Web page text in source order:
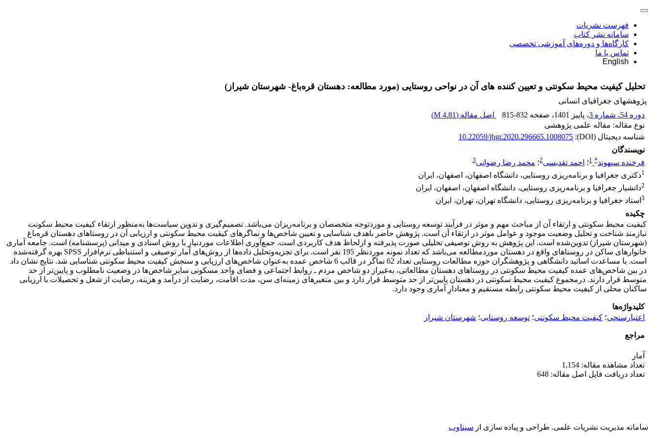
فهرست نشریات
سامانه نشر کتاب
کارگاه‌ها و دوره‌های آموزشی تخصصی
تماس با ما
English
تحلیل کیفیت محیط سکونتی و تعیین کننده های آن در نواحی روستایی (مورد مطالعه: دهستان قره‌باغ- شهرستان شیراز)
پژوهشهای جغرافیای انسانی
دوره 54، شماره 3
، پاییز 1401 ، صفحه 815-832 اصل مقاله (4.81 M
)
نوع مقاله: مقاله علمی پژوهشی
شناسه دیجیتال (DOI):
10.22059/jhgr.2020.296665.1008075
نویسندگان
فرخنده سپهوند*
1؛ احمد تقدیسی2؛ محمد رضا رضوانی3
1دکتری جغرافیا و برنامه‌ریزی روستایی، دانشگاه اصفهان، اصفهان، ایران
2دانشیار جغرافیا و برنامه‌ریزی روستایی، دانشگاه اصفهان، اصفهان، ایران
3 استاد جغرافیا و برنامه‌ریزی روستایی، دانشگاه تهران، تهران، ایران
چکیده
کیفیت محیط سکونتی و ارتقاء آن از مباحث مهم و موثر در فرآیند توسعه روستایی و موردتوجه متخصصان و برنامه‌ریزان می‌باشد. تصمیم‌گیری و تدوین سیاست‌ها به‌منظور ارتقاء کیفیت محیط سکونت
نیازمند شناخت و تحلیل وضعیت موجود و عوامل موثر در ارتقاء آن است. پژوهش حاضر باهدف شناسایی و تعیین شاخص‌ها و نماگرهای کیفیت محیط سکونتی و ارزیابی آن در روستاهای دهستان قره‌باغ
(شهرستان شیراز) تدوین‌شده است. این پژوهش به روش توصیفی تحلیلی صورت پذیرفته و ازلحاظ هدف کاربردی است. جمع‌آوری اطلاعات موردنیاز با روش اسنادی و میدانی (پرسشنامه) است. جامعه آماری
خانوارهای ساکن در روستاهای واقع در دهستان موردمطالعه می‌باشد که تعداد نمونه موردنظر 195 نفر است. برای تجزیه‌وتحلیل داده‌ها از روش‌های آمار توصیفی و استنباطی نرم‌افزار SPSS بهره گرفته‌شده
است. با مساعدت اساتید دانشگاهی و پژوهشگران حوزه مطالعات روستایی تعداد 62 نماگر در قالب 6 شاخص عمده به‌عنوان شاخص‌های ارزیابی و سنجش کیفیت محیط سکونتی شناسایی شد. نتایج نشان داد
در بین شاخص‌های عمده کیفیت محیط سکونتی در روستاهای دهستان مطالعاتی، به‌غیراز دو شاخص مردم ـ روابط اجتماعی و فضای واحد مسکونی سایر شاخص‌ها در وضعیت نامطلوب و پایین‌تر از حد
متوسط قرار دارند. درمجموع کیفیت محیط سکونتی در دهستان پایین‌تر از حد متوسط قرار دارد و بین متغیرهای زمینه‌ای سن، مدت اقامت، رضایت از درآمد و هزینه، رضایت از شغل و تحصیلات با ارزیابی
ساکنان محلی از کیفیت محیط سکونتی رابطه مستقیم و معنادارِ آماری وجود دارد.
کلیدواژه‌ها
اعتبارسنجی؛ کیفیت محیط سکونتی؛ توسعه روستایی؛ شهرستان شیراز
مراجع
آمار
تعداد مشاهده مقاله: 1,154
تعداد دریافت فایل اصل مقاله: 648
سامانه مدیریت نشریات علمی. طراحی و پیاده سازی از سیناوب